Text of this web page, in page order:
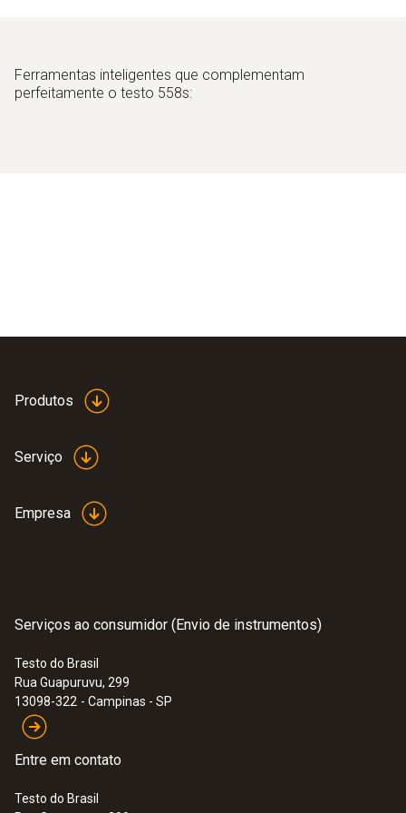
Ferramentas inteligentes que complementam
perfeitamente o testo 558s:
Produtos
Serviço
Empresa
Serviços ao consumidor (Envio de instrumentos)
Testo do Brasil
Rua Guapuruvu, 299
13098-322 - Campinas - SP
Entre em contato
Testo do Brasil